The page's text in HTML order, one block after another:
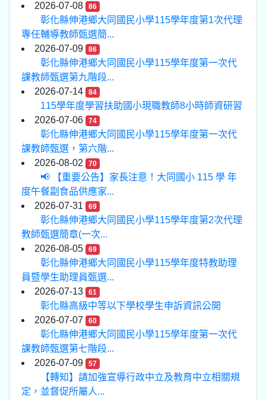
2026-07-08
86
彰化縣伸港鄉大同國民小學115學年度第1次代理
專任輔導教師甄選簡...
2026-07-09
86
彰化縣伸港鄉大同國民小學115學年度第一次代
課教師甄選第九階段...
2026-07-14
84
115學年度學習扶助國小現職教師8小時師資研習
2026-07-06
74
彰化縣伸港鄉大同國民小學115學年度第一次代
課教師甄選，第六階...
2026-08-02
70
📢 【重要公告】家長注意！大同國小 115 學 年
度午餐副食品供應家...
2026-07-31
69
彰化縣伸港鄉大同國民小學115學年度第2次代理
教師甄選簡章(一次...
2026-08-05
69
彰化縣伸港鄉大同國民小學115學年度特教助理
員暨學生助理員甄選...
2026-07-13
61
彰化縣高級中等以下學校學生申訴資訊公開
2026-07-07
60
彰化縣伸港鄉大同國民小學115學年度第一次代
課教師甄選第七階段...
2026-07-09
57
【轉知】請加強宣導行政中立及教育中立相關規
定，並督促所屬人...